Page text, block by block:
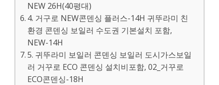
NEW 26H(40평대)
4. 거구로 NEW콘덴싱 플러스-14H 귀뚜라미 친
환경 콘덴싱 보일러 수도권 기본설치 포함,
NEW-14H
5. 귀뚜라미 보일러 콘덴싱 보일러 도시가스보일
러 거꾸로 ECO 콘덴싱 설치비포함, 02_거꾸로
ECO콘덴싱-18H